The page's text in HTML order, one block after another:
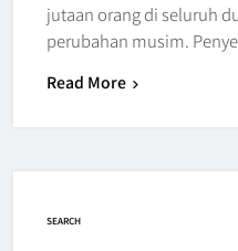
jutaan orang di seluruh
perubahan musim.
Read More
SEARCH